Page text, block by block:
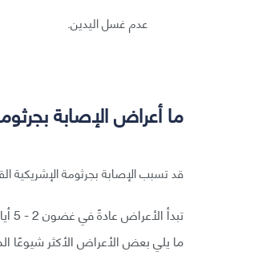
عدم غسل اليدين.
ما أعراض الإصابة
قد تسبب الإصابة بجرثومة الإشريكية
ما يلي بعض الأعراض الأكثر شيوعًا